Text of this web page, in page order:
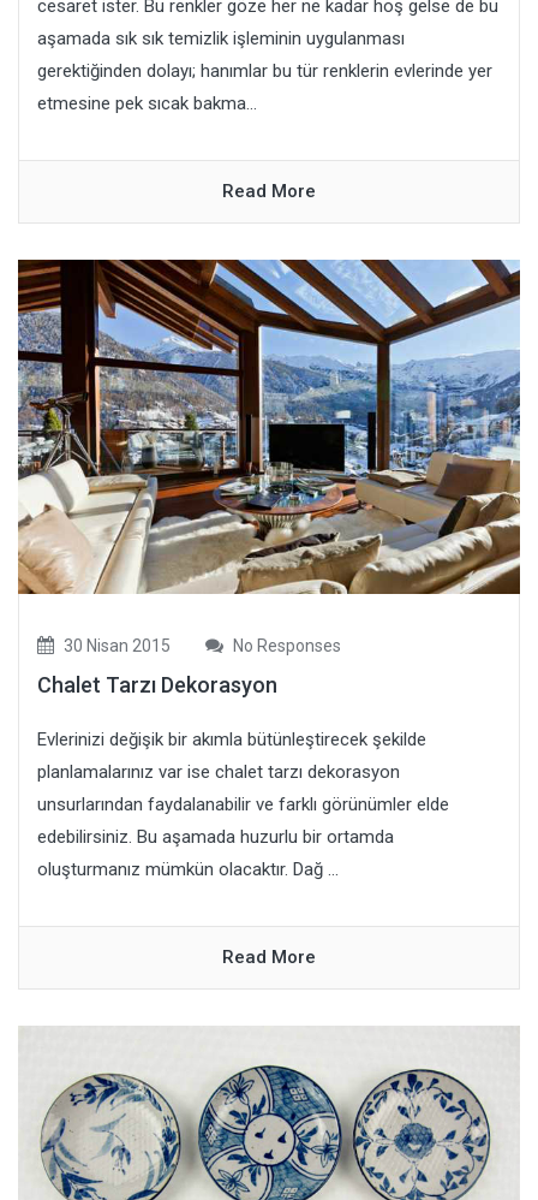
cesaret ister. Bu renkler göze her ne kadar hoş gelse de bu
aşamada sık sık temizlik işleminin uygulanması
gerektiğinden dolayı; hanımlar bu tür renklerin evlerinde yer
etmesine pek sıcak bakma...
Read More
30 Nisan 2015 No Responses
Chalet Tarzı Dekorasyon
Evlerinizi değişik bir akımla bütünleştirecek şekilde
planlamalarınız var ise chalet tarzı dekorasyon
unsurlarından faydalanabilir ve farklı görünümler elde
edebilirsiniz. Bu aşamada huzurlu bir ortamda
oluşturmanız mümkün olacaktır. Dağ ...
Read More